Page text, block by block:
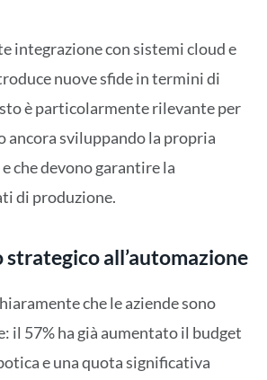
integrazione con sistemi cloud e
nuove sfide in termini di
è particolarmente rilevante per
ancora sviluppando la propria
che devono garantire la
di produzione.
strategico all’automazione
che le aziende sono
il 57% ha già aumentato il budget
e una quota significativa